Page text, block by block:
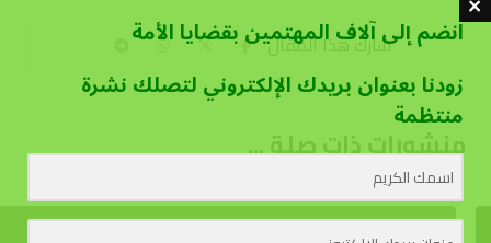
منشورات ذات صلة ...
انضم إلى آلاف المهتمين بقضايا الأمة
زودنا بعنوان بريدك الإلكتروني لتصلك نشرة
منتظمة